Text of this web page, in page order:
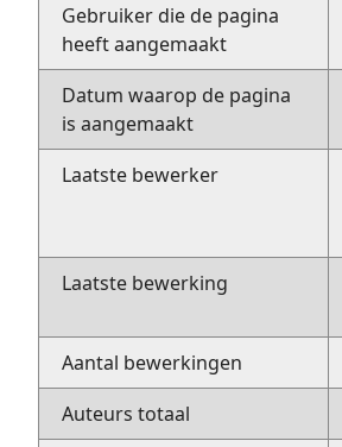
Gebruiker die de pagina
heeft aangemaakt
Datum waarop de pagina
is aangemaakt
Laatste bewerker
Laatste bewerking
Aantal bewerkingen
Auteurs totaal